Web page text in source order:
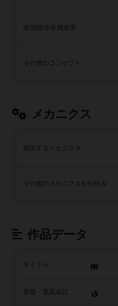
政治経済/各種産業
その他のコンセプト
メカニクス
頻出するメカニクス
その他のメカニクスや仕組み
作品データ
タイトル